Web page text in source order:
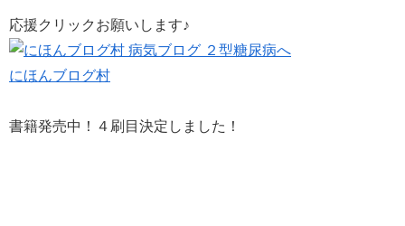
応援クリックお願いします♪
にほんブログ村
書籍発売中！４刷目決定しました！